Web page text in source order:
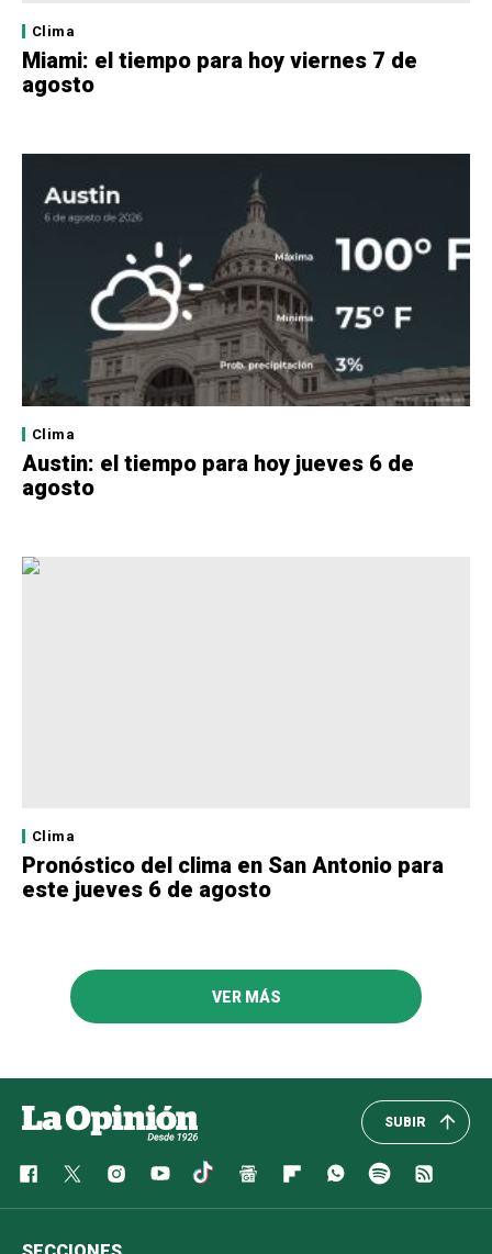
Clima
Miami: el tiempo para hoy viernes 7 de
agosto
Clima
Austin: el tiempo para hoy jueves 6 de
agosto
Clima
Pronóstico del clima en San Antonio para
este jueves 6 de agosto
VER MÁS
SUBIR